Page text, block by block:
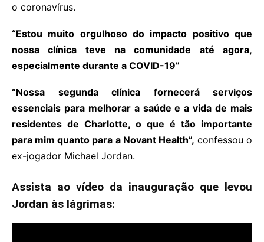
o coronavírus.
“Estou muito orgulhoso do impacto positivo que
nossa clínica teve na comunidade até agora,
especialmente durante a COVID-19”
“Nossa segunda clínica fornecerá serviços
essenciais para melhorar a saúde e a vida de mais
residentes de Charlotte, o que é tão importante
para mim quanto para a Novant Health”, confessou o
ex-jogador Michael Jordan.
Assista ao vídeo da inauguração que levou
Jordan às lágrimas: